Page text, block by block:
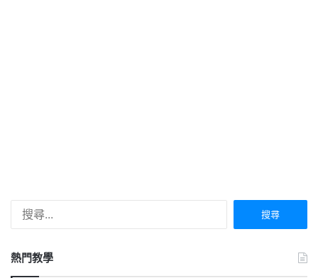
熱門教學